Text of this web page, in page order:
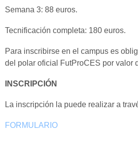
Semana 3: 88 euros.
Tecnificación completa: 180 euros.
Para inscribirse en el campus es
del polar oficial FutProCES por valor
INSCRIPCIÓN
La inscripción la puede realizar a
FORMULARIO